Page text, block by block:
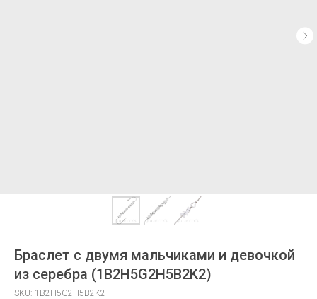
Браслет с двумя мальчиками и девочкой
из серебра (1B2H5G2H5B2K2)
SKU: 1B2H5G2H5B2K2